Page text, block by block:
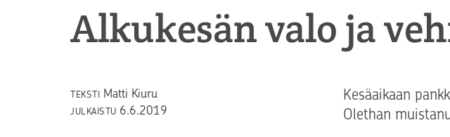
Alkukesän valo ja
TEKSTI Matti Kiuru
JULKAISTU 6.6.2019
Kesäaikaan
Olethan